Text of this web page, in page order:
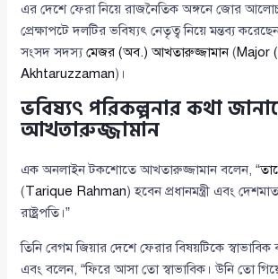
এর দেশে ফেরা নিয়ে রাজনৈতিক অঙ্গনে জোর
প্রেক্ষাপটে দলটির ভবিষ্যৎ নেতৃত্ব নিয়ে মন্তব্য
সংসদ সদস্যমেজর (অব.) আখতারুজ্জামান(Major
Akhtaruzzaman)।
ভবিষ্যৎ পরিকল্পনার কথা
আখতারুজ্জামান
এক অনলাইন টকশোতে আখতারুজ্জামান বলেন, “
(Tarique Rahman) হবেন প্রধানমন্ত্রী এবং
রাষ্ট্রপতি।”
তিনি বেগম জিয়ার দেশে ফেরার বিষয়টিকে
এবং বলেন, “ফিরে আসা তো স্বাভাবিক। উনি তো